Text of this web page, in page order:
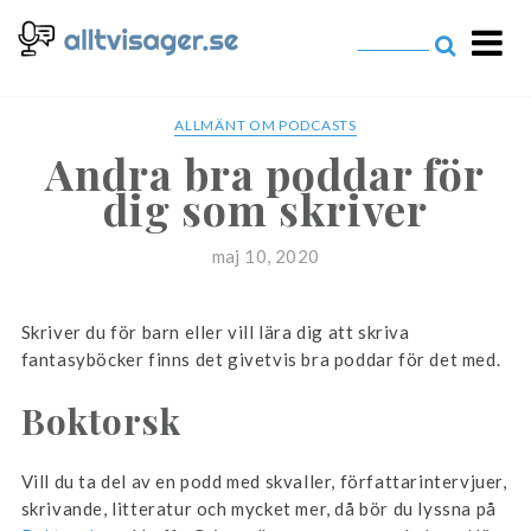
ALLMÄNT OM PODCASTS
Andra bra poddar för
dig som skriver
maj 10, 2020
Skriver du för barn eller vill lära dig att skriva
fantasyböcker finns det givetvis bra poddar för det med.
Boktorsk
Vill du ta del av en podd med skvaller, författarintervjuer,
skrivande, litteratur och mycket mer, då bör du lyssna på